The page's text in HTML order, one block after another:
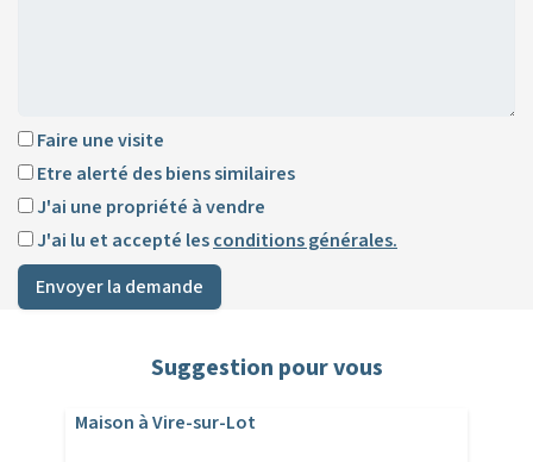
Faire une visite
Etre alerté des biens similaires
J'ai une propriété à vendre
J'ai lu et accepté lesconditions générales.
Envoyer la demande
Suggestion pour vous
Maison à Vire-sur-Lot